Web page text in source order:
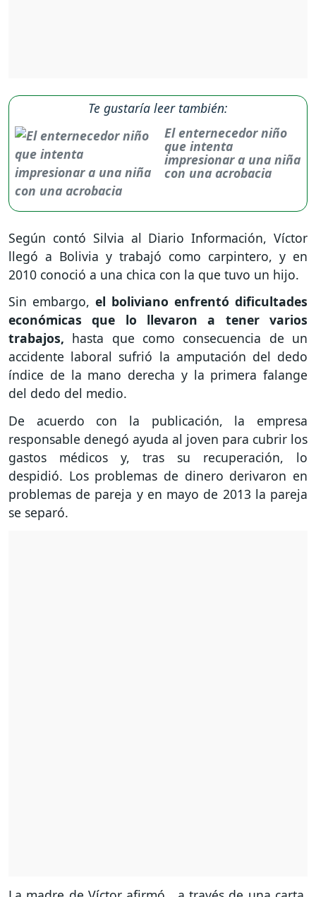
Te gustaría leer también:
El enternecedor niño
que intenta
impresionar a una niña
con una acrobacia
Según contó Silvia al Diario Información, Víctor
llegó a Bolivia y trabajó como carpintero, y en
2010 conoció a una chica con la que tuvo un hijo.
Sin embargo, el boliviano enfrentó dificultades
económicas que lo llevaron a tener varios
trabajos, hasta que como consecuencia de un
accidente laboral sufrió la amputación del dedo
índice de la mano derecha y la primera falange
del dedo del medio.
De acuerdo con la publicación, la empresa
responsable denegó ayuda al joven para cubrir los
gastos médicos y, tras su recuperación, lo
despidió. Los problemas de dinero derivaron en
problemas de pareja y en mayo de 2013 la pareja
se separó.